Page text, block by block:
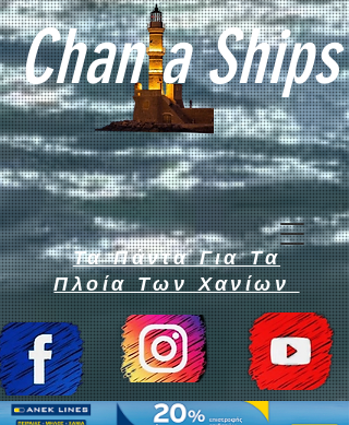
Chan a Ships
Τα Πάντα Για Τα
Πλοία Των Χανίων